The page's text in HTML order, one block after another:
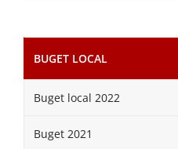
BUGET LOCAL
Buget local 2022
Buget 2021